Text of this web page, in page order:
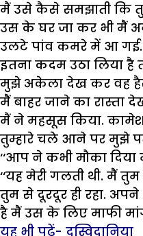
मैं उसे कैसे समझाती कि
उस के घर जा कर भी मैं
उलटे पांव कमरे में आ गई.
इतना कदम उठा लिया है
मुझे अकेला देख कर वह
मैं बाहर जाने का रास्ता
मैं ने महसूस किया. कामेश
तुम्हारे चले आने पर मुझे
‘‘आप ने कभी मौका
‘‘यह मेरी गलती थी. मैं
तुम से दूरदूर ही रहा.
है मैं उस के लिए माफी
यह भी पढ़ें- दस्विदानिया